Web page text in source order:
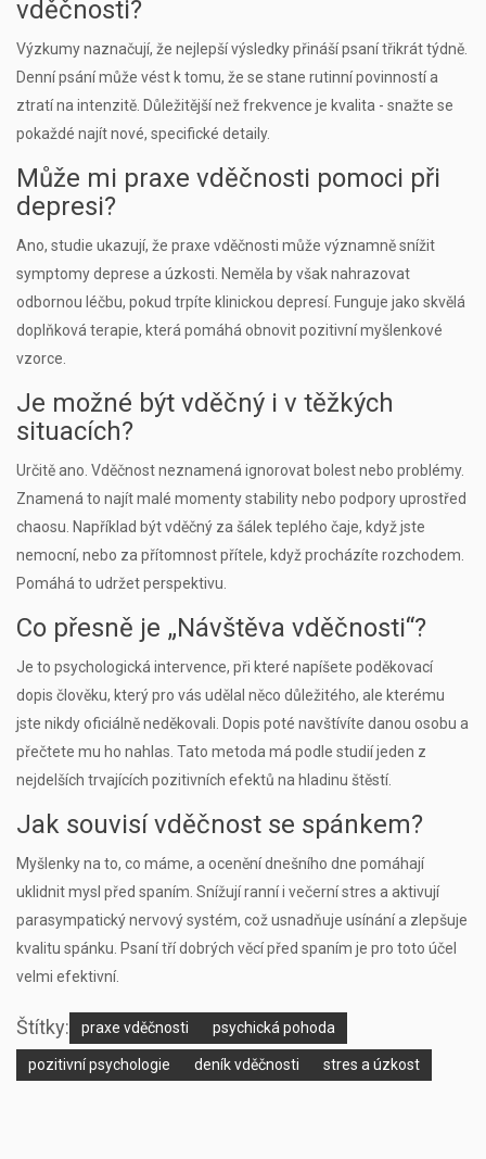
vděčnosti?
Výzkumy naznačují, že nejlepší výsledky přináší psaní třikrát týdně.
Denní psání může vést k tomu, že se stane rutinní povinností a
ztratí na intenzitě. Důležitější než frekvence je kvalita - snažte se
pokaždé najít nové, specifické detaily.
Může mi praxe vděčnosti pomoci při
depresi?
Ano, studie ukazují, že praxe vděčnosti může významně snížit
symptomy deprese a úzkosti. Neměla by však nahrazovat
odbornou léčbu, pokud trpíte klinickou depresí. Funguje jako skvělá
doplňková terapie, která pomáhá obnovit pozitivní myšlenkové
vzorce.
Je možné být vděčný i v těžkých
situacích?
Určitě ano. Vděčnost neznamená ignorovat bolest nebo problémy.
Znamená to najít malé momenty stability nebo podpory uprostřed
chaosu. Například být vděčný za šálek teplého čaje, když jste
nemocní, nebo za přítomnost přítele, když procházíte rozchodem.
Pomáhá to udržet perspektivu.
Co přesně je „Návštěva vděčnosti“?
Je to psychologická intervence, při které napíšete poděkovací
dopis člověku, který pro vás udělal něco důležitého, ale kterému
jste nikdy oficiálně neděkovali. Dopis poté navštívíte danou osobu a
přečtete mu ho nahlas. Tato metoda má podle studií jeden z
nejdelších trvajících pozitivních efektů na hladinu štěstí.
Jak souvisí vděčnost se spánkem?
Myšlenky na to, co máme, a ocenění dnešního dne pomáhají
uklidnit mysl před spaním. Snížují ranní i večerní stres a aktivují
parasympatický nervový systém, což usnadňuje usínání a zlepšuje
kvalitu spánku. Psaní tří dobrých věcí před spaním je pro toto účel
velmi efektivní.
Štítky: praxe vděčnosti psychická pohoda
pozitivní psychologie deník vděčnosti stres a úzkost